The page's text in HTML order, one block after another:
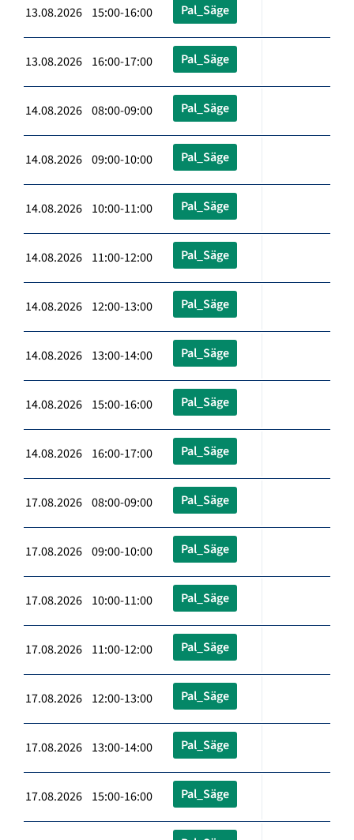
13.08.2026 15:00-16:00 Pal_Säge
13.08.2026 16:00-17:00 Pal_Säge
14.08.2026 08:00-09:00 Pal_Säge
14.08.2026 09:00-10:00 Pal_Säge
14.08.2026 10:00-11:00 Pal_Säge
14.08.2026 11:00-12:00 Pal_Säge
14.08.2026 12:00-13:00 Pal_Säge
14.08.2026 13:00-14:00 Pal_Säge
14.08.2026 15:00-16:00 Pal_Säge
14.08.2026 16:00-17:00 Pal_Säge
17.08.2026 08:00-09:00 Pal_Säge
17.08.2026 09:00-10:00 Pal_Säge
17.08.2026 10:00-11:00 Pal_Säge
17.08.2026 11:00-12:00 Pal_Säge
17.08.2026 12:00-13:00 Pal_Säge
17.08.2026 13:00-14:00 Pal_Säge
17.08.2026 15:00-16:00 Pal_Säge